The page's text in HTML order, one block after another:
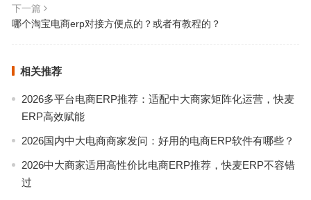
下一篇
哪个淘宝电商erp对接方便点的？或者有教程的？
相关推荐
2026多平台电商ERP推荐：适配中大商家矩阵化运营，快麦
ERP高效赋能
2026国内中大电商商家发问：好用的电商ERP软件有哪些？
2026中大商家适用高性价比电商ERP推荐，快麦ERP不容错
过